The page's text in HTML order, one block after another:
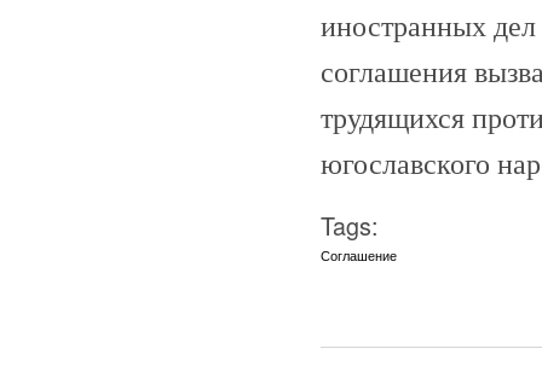
иностранных
соглашения
трудящихся
югославского
Tags:
Соглашение